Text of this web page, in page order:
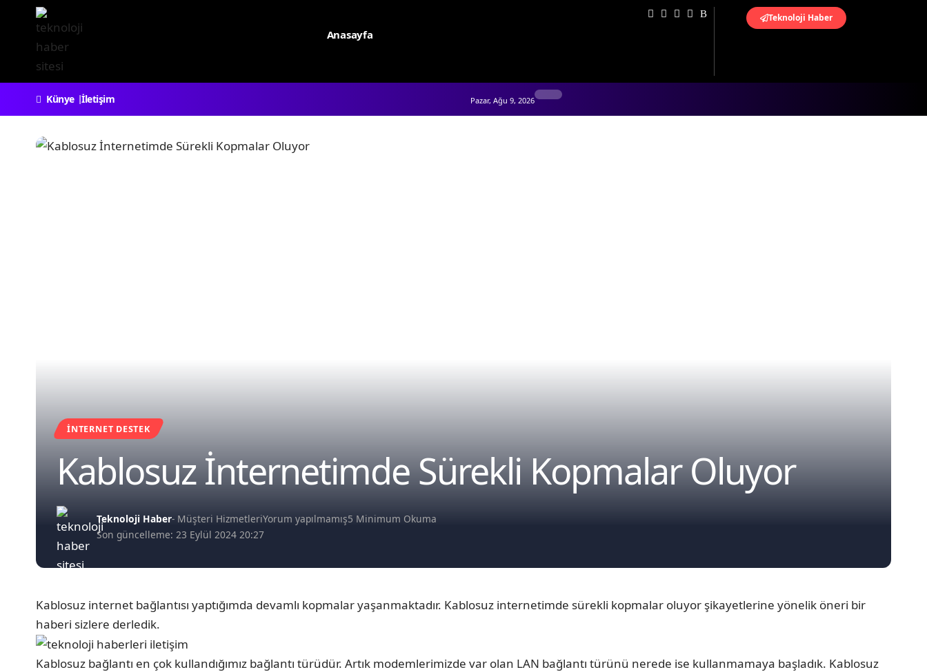
Anasayfa
Teknoloji Haber
Künye İletişim Pazar, Ağu 9, 2026
İNTERNET DESTEK
Kablosuz İnternetimde Sürekli Kopmalar Oluyor
Son güncelleme: 23 Eylül 2024 20:27
Teknoloji Haber- Müşteri HizmetleriYorum yapılmamış5 Minimum Okuma
Kablosuz internet bağlantısı yaptığımda devamlı kopmalar yaşanmaktadır. Kablosuz internetimde sürekli kopmalar oluyor şikayetlerine yönelik öneri bir
haberi sizlere derledik.
Kablosuz bağlantı en çok kullandığımız bağlantı türüdür. Artık modemlerimizde var olan LAN bağlantı türünü nerede ise kullanmamaya başladık. Kablosuz